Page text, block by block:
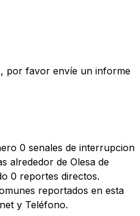
por favor envíe un informe
0 senales de interrupcion
alrededor de Olesa de
0 reportes directos.
reportados en esta
y Teléfono.